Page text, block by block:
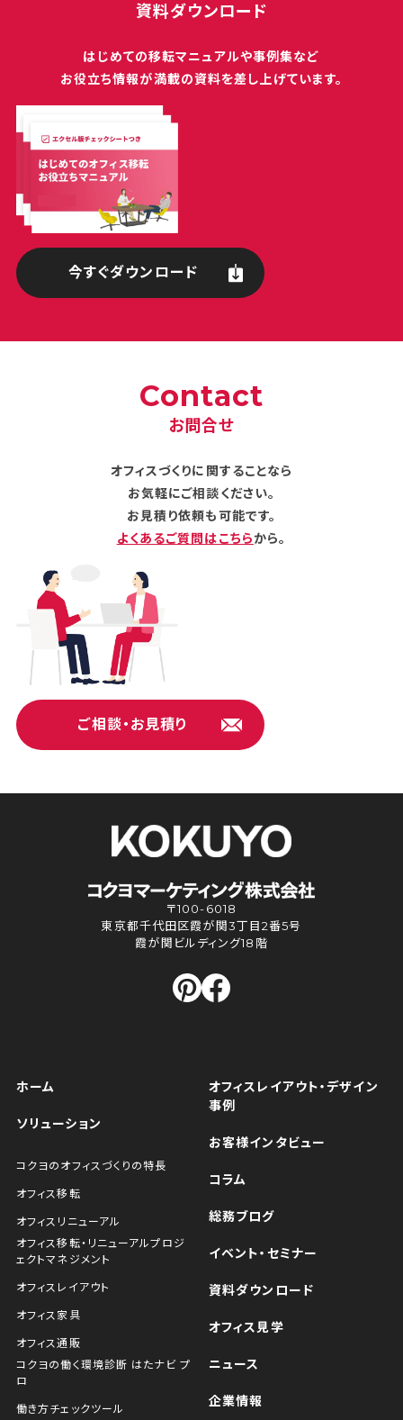
資料ダウンロード
はじめての移転マニュアルや事例集など
お役立ち情報が満載の資料を差し上げています。
今すぐダウンロード
Contact
お問合せ
オフィスづくりに関することなら
お気軽にご相談ください。
お見積り依頼も可能です。
よくあるご質問はこちらから。
ご相談・お見積り
〒100-6018
東京都千代田区霞が関3丁目2番5号
霞が関ビルディング18階
ホーム
ソリューション
コクヨのオフィスづくりの特長
オフィス移転
オフィスリニューアル
オフィス移転・リニューアルプロジ
ェクトマネジメント
オフィスレイアウト
オフィス家具
オフィス通販
コクヨの働く環境診断 はたナビ プ
ロ
働き方チェックツール
オフィスレイアウト・デザイン
事例
お客様インタビュー
コラム
総務ブログ
イベント・セミナー
資料ダウンロード
オフィス見学
ニュース
企業情報